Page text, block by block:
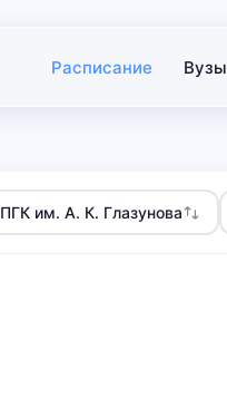
Расписание Вузы
ПГК им. А. К. Глазунова